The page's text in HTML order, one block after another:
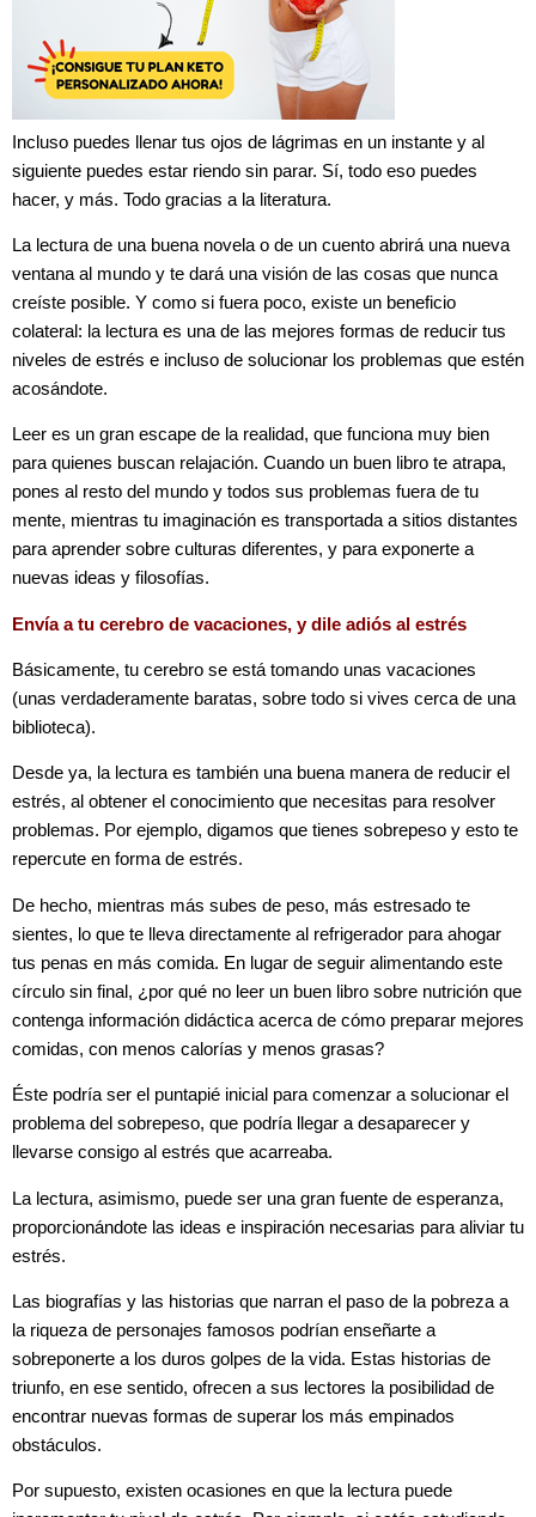
Incluso puedes llenar tus ojos de lágrimas en un instante y al
siguiente puedes estar riendo sin parar. Sí, todo eso puedes
hacer, y más. Todo gracias a la literatura.
La lectura de una buena novela o de un cuento abrirá una nueva
ventana al mundo y te dará una visión de las cosas que nunca
creíste posible. Y como si fuera poco, existe un beneficio
colateral: la lectura es una de las mejores formas de reducir tus
niveles de estrés e incluso de solucionar los problemas que estén
acosándote.
Leer es un gran escape de la realidad, que funciona muy bien
para quienes buscan relajación. Cuando un buen libro te atrapa,
pones al resto del mundo y todos sus problemas fuera de tu
mente, mientras tu imaginación es transportada a sitios distantes
para aprender sobre culturas diferentes, y para exponerte a
nuevas ideas y filosofías.
Envía a tu cerebro de vacaciones, y dile adiós al estrés
Básicamente, tu cerebro se está tomando unas vacaciones
(unas verdaderamente baratas, sobre todo si vives cerca de una
biblioteca).
Desde ya, la lectura es también una buena manera de reducir el
estrés, al obtener el conocimiento que necesitas para resolver
problemas. Por ejemplo, digamos que tienes sobrepeso y esto te
repercute en forma de estrés.
De hecho, mientras más subes de peso, más estresado te
sientes, lo que te lleva directamente al refrigerador para ahogar
tus penas en más comida. En lugar de seguir alimentando este
círculo sin final, ¿por qué no leer un buen libro sobre nutrición que
contenga información didáctica acerca de cómo preparar mejores
comidas, con menos calorías y menos grasas?
Éste podría ser el puntapié inicial para comenzar a solucionar el
problema del sobrepeso, que podría llegar a desaparecer y
llevarse consigo al estrés que acarreaba.
La lectura, asimismo, puede ser una gran fuente de esperanza,
proporcionándote las ideas e inspiración necesarias para aliviar tu
estrés.
Las biografías y las historias que narran el paso de la pobreza a
la riqueza de personajes famosos podrían enseñarte a
sobreponerte a los duros golpes de la vida. Estas historias de
triunfo, en ese sentido, ofrecen a sus lectores la posibilidad de
encontrar nuevas formas de superar los más empinados
obstáculos.
Por supuesto, existen ocasiones en que la lectura puede